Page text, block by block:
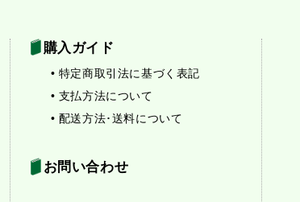
購入ガイド
• 特定商取引法に基づく表記
• 支払方法について
• 配送方法･送料について
お問い合わせ